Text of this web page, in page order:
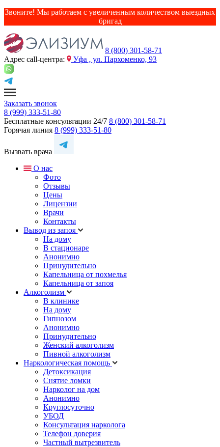
Звоните! Мы работаем с увеличенным количеством выездных
бригад
8 (800) 301-58-71
Адрес сall-центра:
Уфа , ул. Пархоменко, 93
Заказать звонок
8 (999) 333-51-80
Бесплатные консультации 24/7 8 (800) 301-58-71
Горячая линия 8 (999) 333-51-80
Вызвать врача
О нас
Фото
Отзывы
Цены
Лицензии
Врачи
Контакты
Вывод из запоя
На дому
В стационаре
Анонимно
Принудительно
Капельница от похмелья
Капельница от запоя
Алкоголизм
В клинике
На дому
Гипнозом
Анонимно
Принудительно
Женский алкоголизм
Пивной алкоголизм
Наркологическая помощь
Детоксикация
Снятие ломки
Нарколог на дом
Анонимно
Круглосуточно
УБОД
Консультация нарколога
Телефон доверия
Частный вытрезвитель